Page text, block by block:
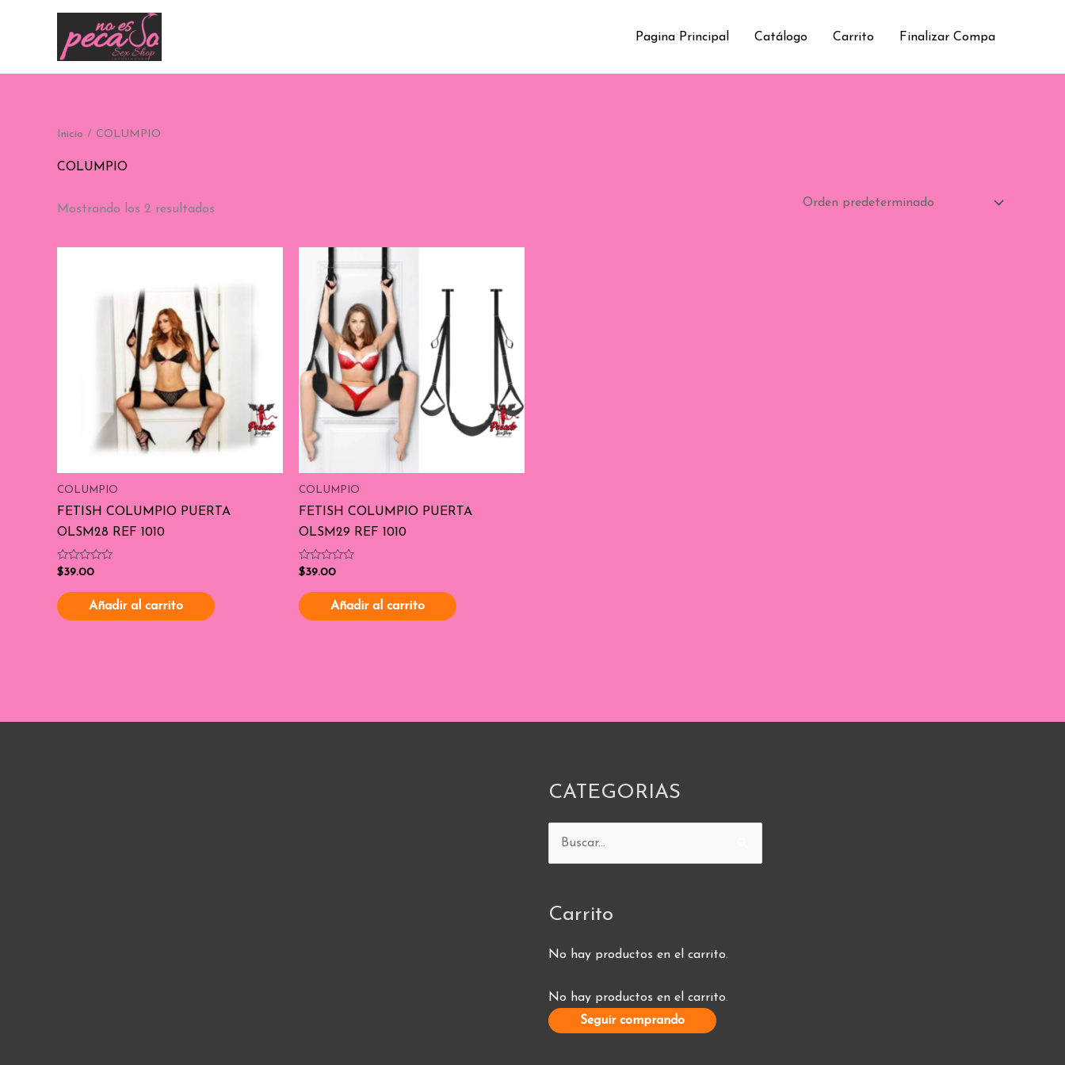
Pagina Principal Catálogo Carrito Finalizar Compa
Inicio / COLUMPIO
COLUMPIO
Mostrando los 2 resultados
COLUMPIO
FETISH COLUMPIO PUERTA
OLSM28 REF 1010
Valorado
de
5
$39.00
Añadir al carrito
COLUMPIO
FETISH COLUMPIO PUERTA
OLSM29 REF 1010
Valorado
de
5
$39.00
Añadir al carrito
CATEGORIAS
Buscar
por:
Carrito
No hay productos en el carrito.
No hay productos en el carrito.
Seguir comprando